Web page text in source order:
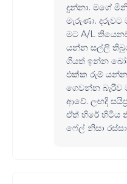
දුන්නා. මගේ
මැරුණා.
මට A/L
යන්න සල්ලි
ගියත් ඉන්න
එක්ක රුම් යන්න
ගෙවන්න බැරිව
ආවේ. ලඟදි
ඒත් හිරේ හිටිය
ෆේල් නිසා